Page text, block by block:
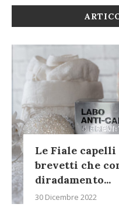
Le Fiale
brevetti che
diradamento...
30 Dicembre 2022